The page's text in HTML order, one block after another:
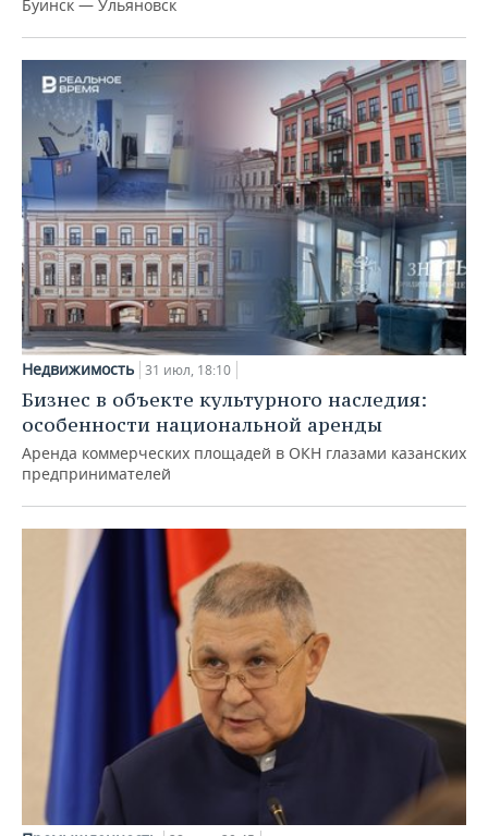
Буинск — Ульяновск
Недвижимость 31 июл, 18:10
Бизнес в объекте культурного наследия:
особенности национальной аренды
Аренда коммерческих площадей в ОКН глазами казанских
предпринимателей